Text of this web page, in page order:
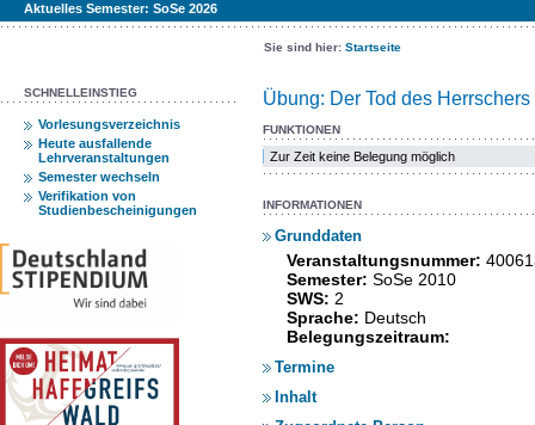
Aktuelles Semester: SoSe 2026
Sie sind hier: Startseite
SCHNELLEINSTIEG
Vorlesungsverzeichnis
Heute ausfallende
Lehrveranstaltungen
Semester wechseln
Verifikation von
Studienbescheinigungen
Übung: Der Tod des Herrschers
FUNKTIONEN
Zur Zeit keine Belegung möglich
INFORMATIONEN
Grunddaten
Veranstaltungsnummer:
Semester: SoSe 2010
SWS: 2
Sprache: Deutsch
Belegungszeitraum:
Termine
Inhalt